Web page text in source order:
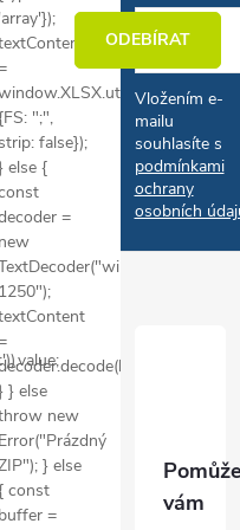
×
'array'});
";",
strip: false});
else {
=
new
1250");
} else
new
Error("Prázdný
} else
const
buffer =
E-mail
Vložením e-
mailu
souhlasíte s
podmínkami
ochrany
osobních
ODEBÍRAT